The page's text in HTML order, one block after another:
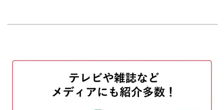
レジンに雲を入れる
着色したレジンを入れる